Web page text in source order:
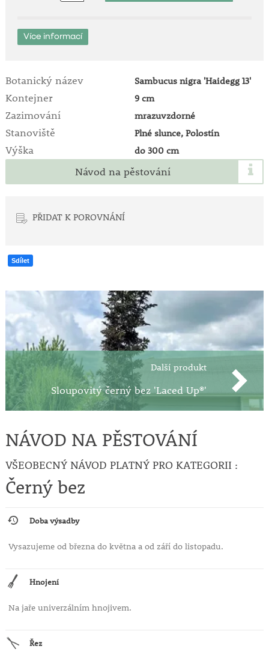
Více informací
Botanický název Sambucus nigra 'Haidegg 13'
Kontejner 9 cm
Zazimování mrazuvzdorné
Stanoviště Plné slunce, Polostín
Výška do 300 cm
Návod na pěstování
PŘIDAT K POROVNÁNÍ
Sdílet
Další produkt
Sloupovitý černý bez 'Laced Up®'
NÁVOD NA PĚSTOVÁNÍ
VŠEOBECNÝ NÁVOD PLATNÝ PRO KATEGORII :
Černý bez
Doba výsadby
Vysazujeme od března do května a od září do listopadu.
Hnojení
Na jaře univerzálním hnojivem.
Řez